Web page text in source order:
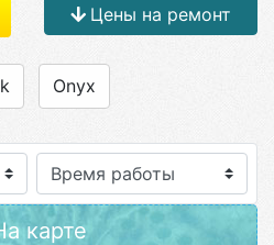
Цены на ремонт
Onyx
карте